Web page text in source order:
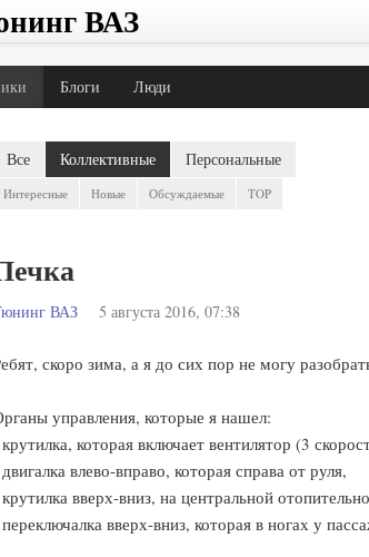
ВАЗ
Блоги Люди
Все Коллективные Персональные
Интересные Новые Обсуждаемые TOP
ВАЗ 5 августа 2016, 07:38
скоро зима, а я до сих пор не могу
управления, которые я нашел:
которая включает вентилятор (3
влево-вправо, которая справа от руля,
вверх-вниз, на центральной
вверх-вниз, которая в ногах у